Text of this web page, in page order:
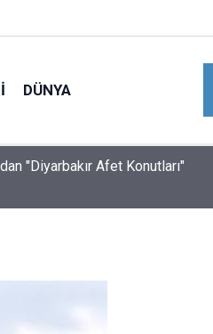
DÜNYA
"Diyarbakır Afet Konutları"